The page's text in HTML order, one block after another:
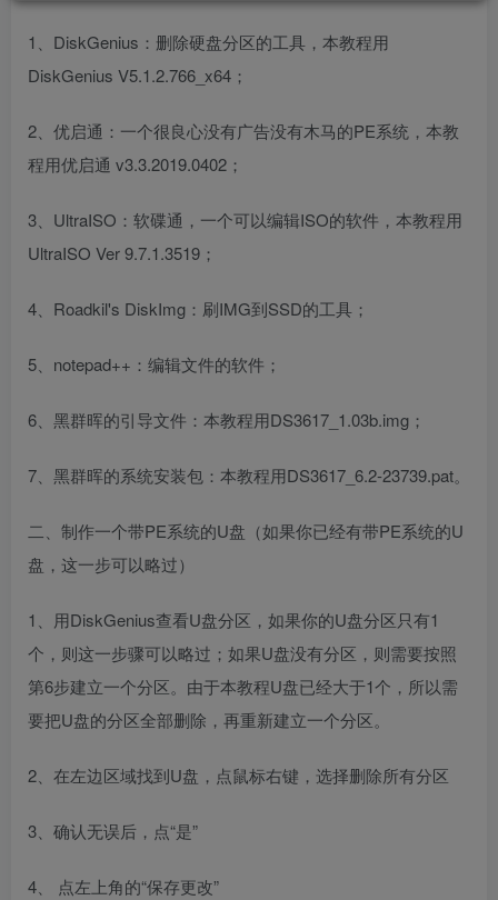
1、DiskGenius：删除硬盘分区的工具，本教程用
DiskGenius V5.1.2.766_x64；
2、优启通：一个很良心没有广告没有木马的PE系统，本教
程用优启通 v3.3.2019.0402；
3、UltraISO：软碟通，一个可以编辑ISO的软件，本教程用
UltraISO Ver 9.7.1.3519；
4、Roadkil's DiskImg：刷IMG到SSD的工具；
5、notepad++：编辑文件的软件；
6、黑群晖的引导文件：本教程用DS3617_1.03b.img；
7、黑群晖的系统安装包：本教程用DS3617_6.2-23739.pat。
二、制作一个带PE系统的U盘（如果你已经有带PE系统的U
盘，这一步可以略过）
1、用DiskGenius查看U盘分区，如果你的U盘分区只有1
个，则这一步骤可以略过；如果U盘没有分区，则需要按照
第6步建立一个分区。由于本教程U盘已经大于1个，所以需
要把U盘的分区全部删除，再重新建立一个分区。
2、在左边区域找到U盘，点鼠标右键，选择删除所有分区
3、确认无误后，点“是”
4、 点左上角的“保存更改”